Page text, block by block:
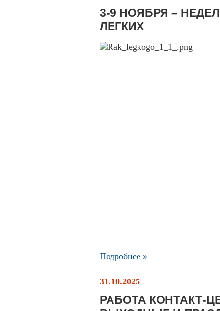
3-9 НОЯБРЯ –
ЛЕГКИХ
Подробнее »
31.10.2025
РАБОТА КОНТАКТ-